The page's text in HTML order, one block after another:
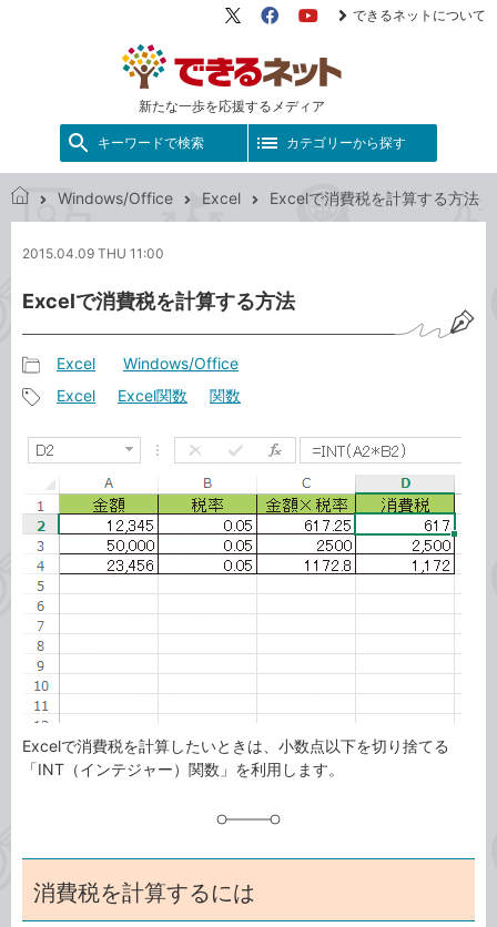
新たな一歩を応援するメディア
X（旧
FacebookYouTube
できるネットについて
キーワードで検索 カテゴリーから探す
る
ッ
ト
Windows/Office Excel Excelで消費税を計算する方法
2015.04.09 THU 11:00
Excelで消費税を計算する方法
事
カ
テ
ゴ
リ
Excel Windows/Office
事
タ
グ
Excel Excel関数 関数
Excelで消費税を計算したいときは、小数点以下を切り捨てる
「INT（インテジャー）関数」を利用します。
消費税を計算するには